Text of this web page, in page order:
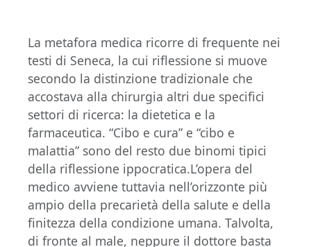
La metafora medica ricorre di frequente nei
testi di Seneca, la cui riflessione si muove
secondo la distinzione tradizionale che
accostava alla chirurgia altri due specifici
settori di ricerca: la dietetica e la
farmaceutica. “Cibo e cura” e “cibo e
malattia” sono del resto due binomi tipici
della riflessione ippocratica.L’opera del
medico avviene tuttavia nell’orizzonte più
ampio della precarietà della salute e della
finitezza della condizione umana. Talvolta,
di fronte al male, neppure il dottore basta